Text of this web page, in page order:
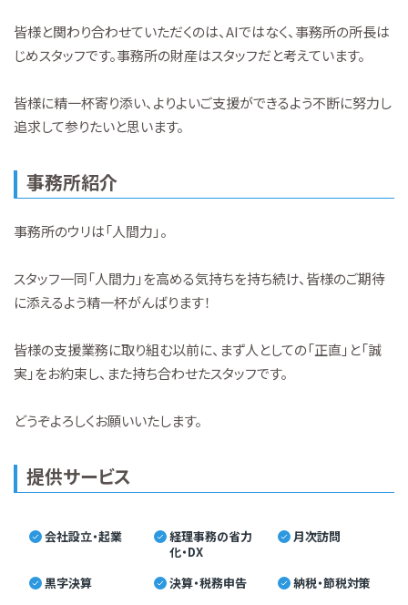
皆様と関わり合わせていただくのは、AIではなく、事務所の所長は
じめスタッフです。事務所の財産はスタッフだと考えています。
皆様に精一杯寄り添い、よりよいご支援ができるよう不断に努力し
追求して参りたいと思います。
事務所紹介
事務所のウリは「人間力」。
スタッフ一同「人間力」を高める気持ちを持ち続け、皆様のご期待
に添えるよう精一杯がんばります！
皆様の支援業務に取り組む以前に、まず人としての「正直」と「誠
実」をお約束し、また持ち合わせたスタッフです。
どうぞよろしくお願いいたします。
提供サービス
会社設立・起業
経理事務の省力
化・DX
月次訪問
黒字決算 決算・税務申告
納税・節税対策